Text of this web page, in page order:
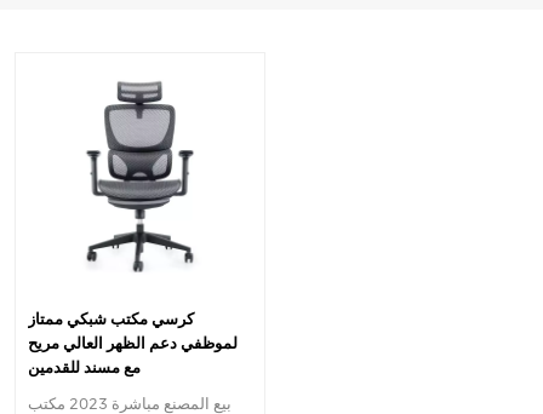
كرسي مكتب شبكي ممتاز
لموظفي دعم الظهر العالي مريح
مع مسند للقدمين
بيع المصنع مباشرة 2023 مكتب